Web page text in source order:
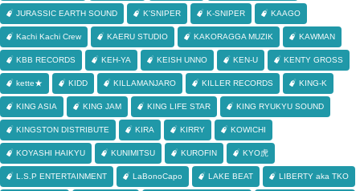
JURASSIC EARTH SOUND K'SNIPER K-SNIPER KAAGO
Kachi Kachi Crew KAERU STUDIO KAKORAGGA MUZIK KAWMAN
KBB RECORDS KEH-YA KEISH UNNO KEN-U KENTY GROSS
kette★ KIDD KILLAMANJARO KILLER RECORDS KING-K
KING ASIA KING JAM KING LIFE STAR KING RYUKYU SOUND
KINGSTON DISTRIBUTE KIRA KIRRY KOWICHI
KOYASHI HAIKYU KUNIMITSU KUROFIN KYO虎
L.S.P ENTERTAINMENT LaBonoCapo LAKE BEAT LIBERTY aka TKO